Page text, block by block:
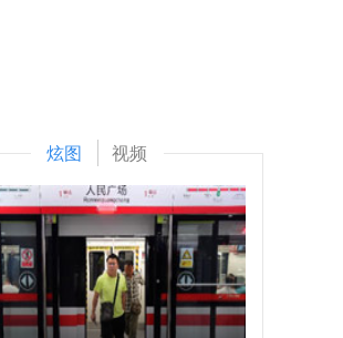
炫图 视频